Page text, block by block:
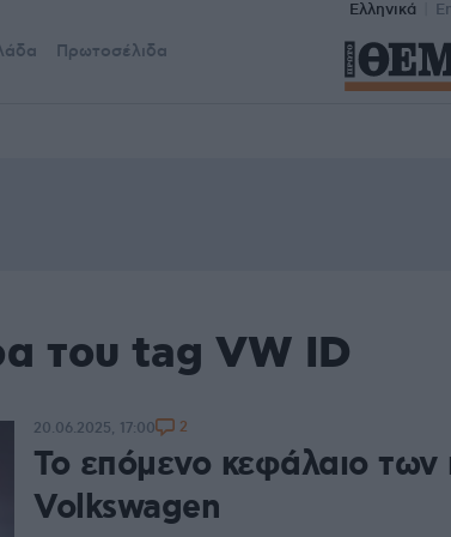
Ελληνικά
Πρωτοσέλιδα
του tag VW ID
Το επόμενο κεφάλαιο των
Volkswagen
20.06.2025, 17:00 2